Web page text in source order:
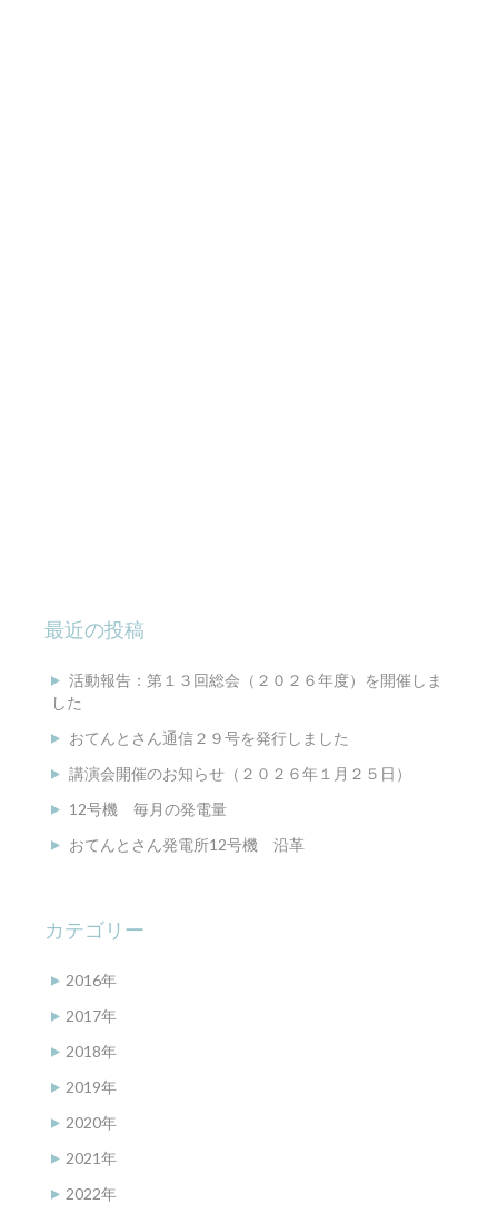
最近の投稿
活動報告：第１３回総会（２０２６年度）を開催しま
した
おてんとさん通信２９号を発行しました
講演会開催のお知らせ（２０２６年１月２５日）
12号機 毎月の発電量
おてんとさん発電所12号機 沿革
カテゴリー
2016年
2017年
2018年
2019年
2020年
2021年
2022年